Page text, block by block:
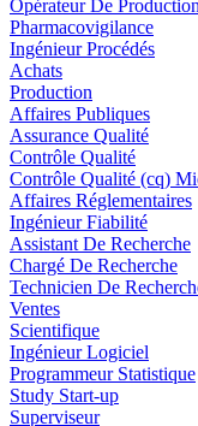
Opérateur De Production
Pharmacovigilance
Ingénieur Procédés
Achats
Production
Affaires Publiques
Assurance Qualité
Contrôle Qualité
Contrôle Qualité (cq)
Affaires Réglementaires
Ingénieur Fiabilité
Assistant De Recherche
Chargé De Recherche
Technicien De
Ventes
Scientifique
Ingénieur Logiciel
Programmeur Statistique
Study Start-up
Superviseur